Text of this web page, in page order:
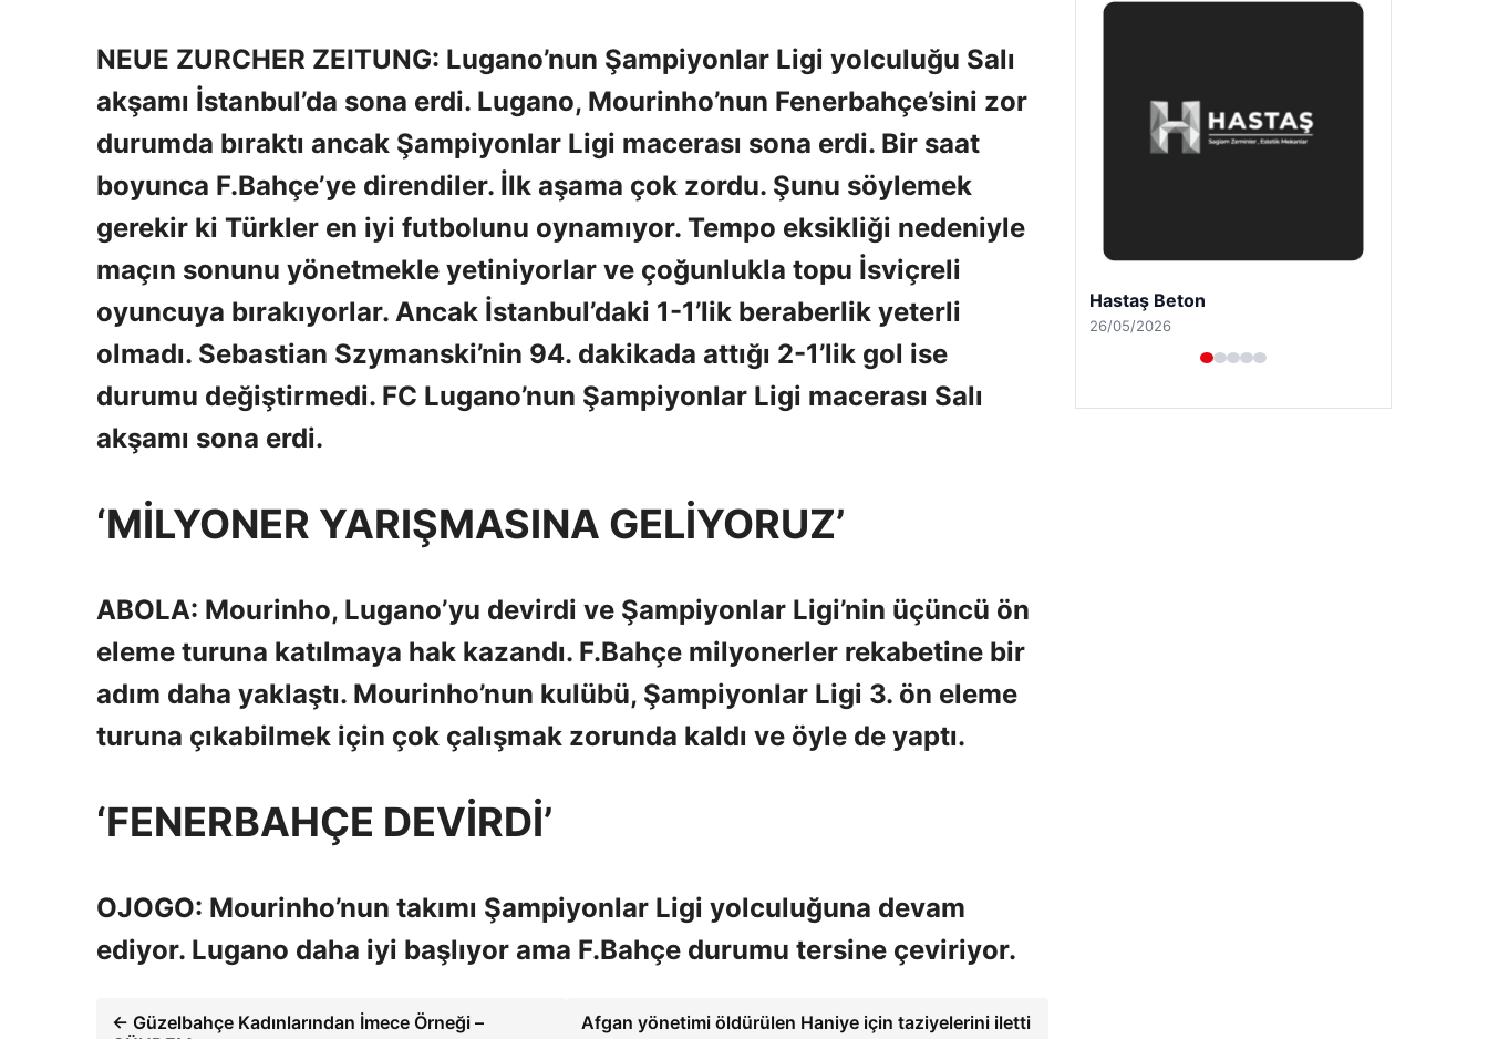
NEUE ZURCHER ZEITUNG: Lugano’nun Şampiyonlar Ligi yolculuğu Salı
akşamı İstanbul’da sona erdi. Lugano, Mourinho’nun Fenerbahçe’sini zor
durumda bıraktı ancak Şampiyonlar Ligi macerası sona erdi. Bir saat
boyunca F.Bahçe’ye direndiler. İlk aşama çok zordu. Şunu söylemek
gerekir ki Türkler en iyi futbolunu oynamıyor. Tempo eksikliği nedeniyle
maçın sonunu yönetmekle yetiniyorlar ve çoğunlukla topu İsviçreli
oyuncuya bırakıyorlar. Ancak İstanbul’daki 1-1’lik beraberlik yeterli
olmadı. Sebastian Szymanski’nin 94. dakikada attığı 2-1’lik gol ise
durumu değiştirmedi. FC Lugano’nun Şampiyonlar Ligi macerası Salı
akşamı sona erdi.
‘MİLYONER YARIŞMASINA GELİYORUZ’
ABOLA: Mourinho, Lugano’yu devirdi ve Şampiyonlar Ligi’nin üçüncü ön
eleme turuna katılmaya hak kazandı. F.Bahçe milyonerler rekabetine bir
adım daha yaklaştı. Mourinho’nun kulübü, Şampiyonlar Ligi 3. ön eleme
turuna çıkabilmek için çok çalışmak zorunda kaldı ve öyle de yaptı.
‘FENERBAHÇE DEVİRDİ’
OJOGO: Mourinho’nun takımı Şampiyonlar Ligi yolculuğuna devam
ediyor. Lugano daha iyi başlıyor ama F.Bahçe durumu tersine çeviriyor.
← Güzelbahçe Kadınlarından İmece Örneği –
Afgan yönetimi öldürülen Haniye için taziyelerini iletti
Prenses Night Club
29/04/2026